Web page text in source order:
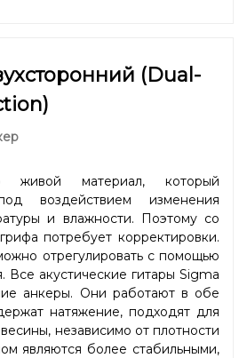
(Dual-
материал, который
воздействием изменения
и влажности. Поэтому со
потребует корректировки.
отрегулировать с помощью
Все акустические гитары Sigma
анкеры. Они работают в обе
натяжение, подходят для
независимо от плотности
являются более стабильными,